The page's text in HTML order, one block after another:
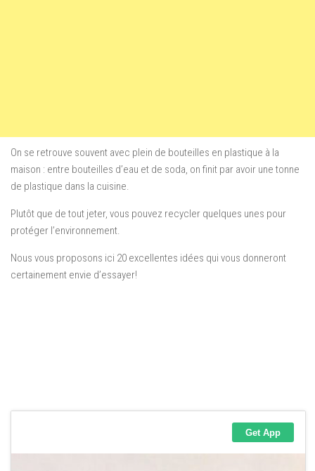
On se retrouve souvent avec plein de bouteilles en plastique à la
maison : entre bouteilles d’eau et de soda, on finit par avoir une tonne
de plastique dans la cuisine.
Plutôt que de tout jeter, vous pouvez recycler quelques unes pour
protéger l’environnement.
Nous vous proposons ici 20 excellentes idées qui vous donneront
certainement envie d’essayer!